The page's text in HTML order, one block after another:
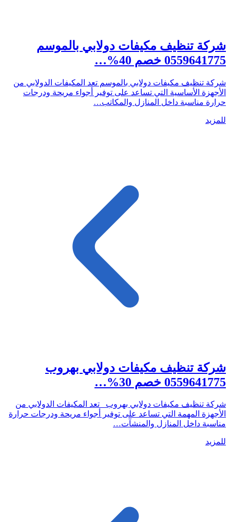
شركة تنظيف مكيفات دولابي بالموسم
0559641775 خصم 40%…
شركة تنظيف مكيفات دولابي بالموسم تعد المكيفات الدولابي من
الأجهزة الأساسية التي تساعد على توفير أجواء مريحة ودرجات
حرارة مناسبة داخل المنازل والمكاتب…
للمزيد
شركة تنظيف مكيفات دولابي بهروب
0559641775 خصم 30%…
شركة تنظيف مكيفات دولابي بهروب تعد المكيفات الدولابي من
الأجهزة المهمة التي تساعد على توفير أجواء مريحة ودرجات حرارة
مناسبة داخل المنازل والمنشآت…
للمزيد